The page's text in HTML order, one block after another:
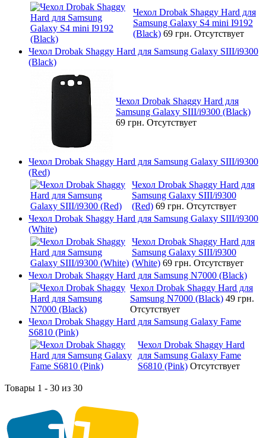
Чехол Drobak Shaggy Hard для
Samsung Galaxy S4 mini I9192
(Black) 69 грн. Отсутствует
Чехол Drobak Shaggy Hard для Samsung Galaxy SIII/i9300
(Black)
Чехол Drobak Shaggy Hard для
Samsung Galaxy SIII/i9300 (Black)
69 грн. Отсутствует
Чехол Drobak Shaggy Hard для Samsung Galaxy SIII/i9300
(Red)
Чехол Drobak Shaggy Hard для
Samsung Galaxy SIII/i9300
(Red) 69 грн. Отсутствует
Чехол Drobak Shaggy Hard для Samsung Galaxy SIII/i9300
(White)
Чехол Drobak Shaggy Hard для
Samsung Galaxy SIII/i9300
(White) 69 грн. Отсутствует
Чехол Drobak Shaggy Hard для Samsung N7000 (Black)
Чехол Drobak Shaggy Hard для
Samsung N7000 (Black) 49 грн.
Отсутствует
Чехол Drobak Shaggy Hard для Samsung Galaxy Fame
S6810 (Pink)
Чехол Drobak Shaggy Hard
для Samsung Galaxy Fame
S6810 (Pink) Отсутствует
Товары 1 - 30 из 30